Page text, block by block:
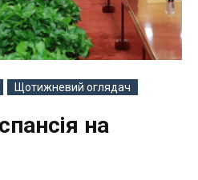
Щотижневий оглядач
на